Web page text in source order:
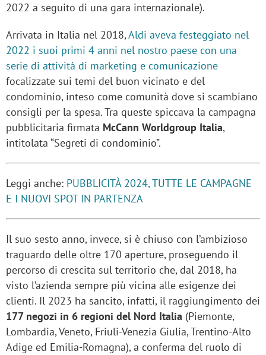
2022 a seguito di una gara internazionale).
Arrivata in Italia nel 2018,Aldi aveva festeggiato nel
2022 i suoi primi 4 anni nel nostro paese con una
serie di attività di marketing e comunicazione
focalizzate sui temi del buon vicinato e del
condominio, inteso come comunità dove si scambiano
consigli per la spesa. Tra queste spiccava la campagna
pubblicitaria firmata McCann Worldgroup Italia,
intitolata “Segreti di condominio”.
Leggi anche: PUBBLICITÀ 2024, TUTTE LE CAMPAGNE
E I NUOVI SPOT IN PARTENZA
Il suo sesto anno, invece, si è chiuso con l’ambizioso
traguardo delle oltre 170 aperture, proseguendo il
percorso di crescita sul territorio che, dal 2018, ha
visto l’azienda sempre più vicina alle esigenze dei
clienti. Il 2023 ha sancito, infatti, il raggiungimento dei
177 negozi in 6 regioni del Nord Italia (Piemonte,
Lombardia, Veneto, Friuli-Venezia Giulia, Trentino-Alto
Adige ed Emilia-Romagna), a conferma del ruolo di